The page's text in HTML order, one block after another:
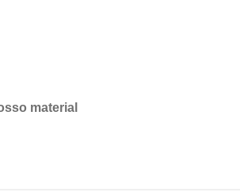
material